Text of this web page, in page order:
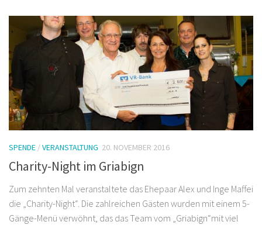
SPENDE /VERANSTALTUNG 20. NOVEMBER 2016
Charity-Night im Griabign
Zum zehnten Mal veranstaltete das Ehepaar Alex und Inge Maffei
die „Charity-Night“. Die zahlreichen Gästen wurden mit einem 5-
Gänge-Menü verwöhnt, das das Team vom „Griabign“mit viel